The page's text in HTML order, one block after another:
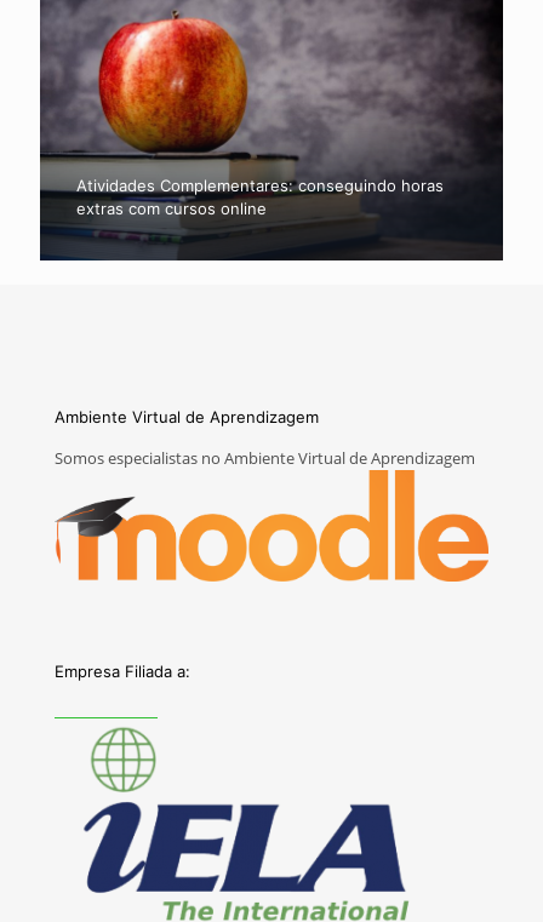
Atividades Complementares: conseguindo horas
extras com cursos online
Ambiente Virtual de Aprendizagem
Somos especialistas no Ambiente Virtual de Aprendizagem
Empresa Filiada a: